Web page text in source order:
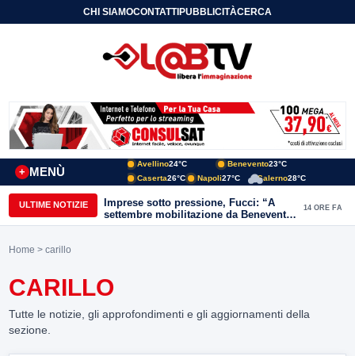
CHI SIAMOCONTATTIPUBBLICITÀCERCA
MENÙ
+
Avellino24°C Benevento23°C
Caserta26°C Napoli27°C Salerno28°C
ULTIME NOTIZIE
Imprese sotto pressione, Fucci: “A
settembre mobilitazione da Benevento
e Avellino”
14 ORE FA
Home > carillo
CARILLO
Tutte le notizie, gli approfondimenti e gli aggiornamenti della
sezione.